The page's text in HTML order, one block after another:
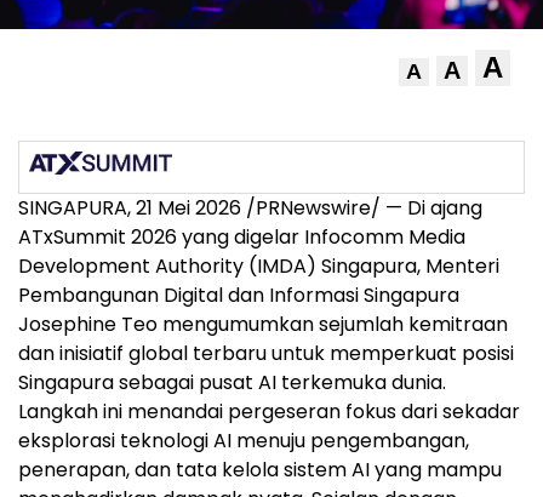
A A A
SINGAPURA, 21 Mei 2026 /PRNewswire/ — Di ajang
ATxSummit 2026 yang digelar Infocomm Media
Development Authority (IMDA) Singapura, Menteri
Pembangunan Digital dan Informasi Singapura
Josephine Teo mengumumkan sejumlah kemitraan
dan inisiatif global terbaru untuk memperkuat posisi
Singapura sebagai pusat AI terkemuka dunia.
Langkah ini menandai pergeseran fokus dari sekadar
eksplorasi teknologi AI menuju pengembangan,
penerapan, dan tata kelola sistem AI yang mampu